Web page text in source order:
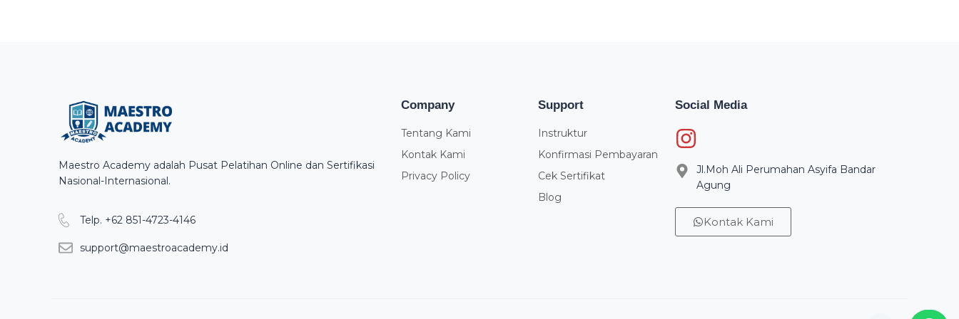
Maestro Academy adalah Pusat Pelatihan Online dan Sertifikasi
Nasional-Internasional.
Telp. +62 851-4723-4146
support@maestroacademy.id
Company
Tentang Kami
Kontak Kami
Privacy Policy
Support
Instruktur
Konfirmasi Pembayaran
Cek Sertifikat
Blog
Social Media
Jl.Moh Ali Perumahan Asyifa Bandar
Agung
Kontak Kami